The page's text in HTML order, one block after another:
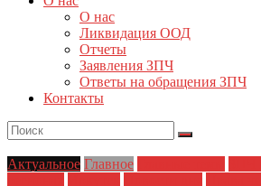
О нас
Ликвидация ООД
Отчеты
Заявления ЗПЧ
Ответы на обращения ЗПЧ
Контакты
Актуальное Главное